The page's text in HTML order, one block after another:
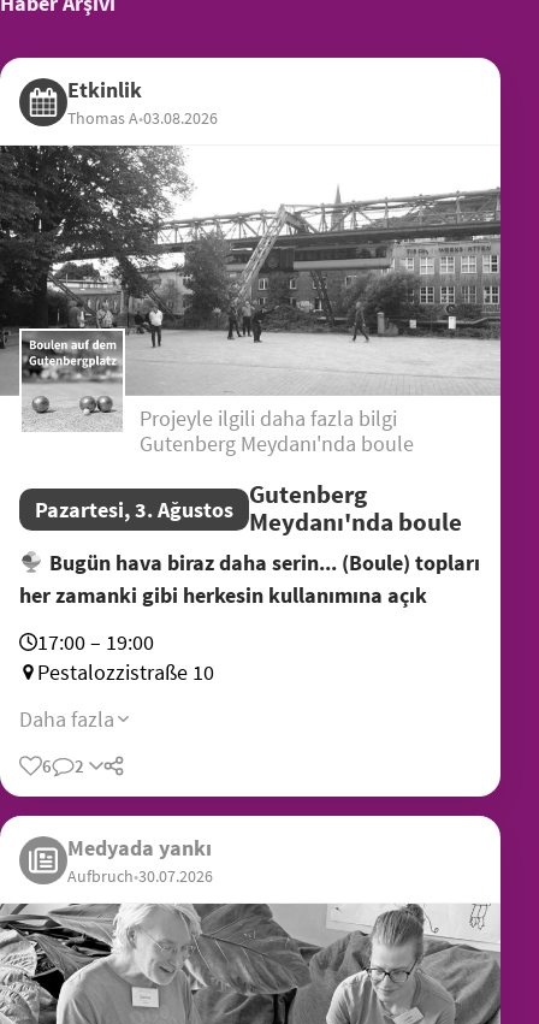
Etkinlik
Thomas A•03.08.2026
Projeyle ilgili daha fazla bilgi
Gutenberg Meydanı'nda boule
Pazartesi, 3. Ağustos Gutenberg
Meydanı'nda boule
Bugün hava biraz daha serin... (Boule) topları
her zamanki gibi herkesin kullanımına açık
17:00 – 19:00
Pestalozzistraße 10
Daha fazla
6 2
Medyada yankı
Aufbruch•30.07.2026